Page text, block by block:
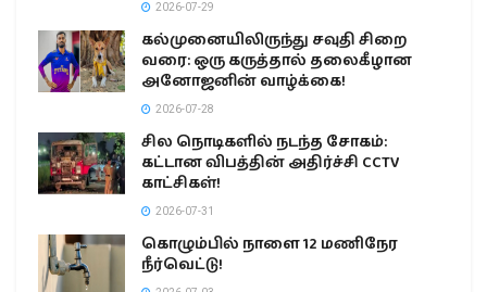
2026-07-29
கல்முனையிலிருந்து சவுதி சிறை
வரை: ஒரு கருத்தால் தலைகீழான
அனோஜனின் வாழ்க்கை!
2026-07-28
சில நொடிகளில் நடந்த சோகம்:
கட்டான விபத்தின் அதிர்ச்சி CCTV
காட்சிகள்!
2026-07-31
கொழும்பில் நாளை 12 மணிநேர
நீர்வெட்டு!